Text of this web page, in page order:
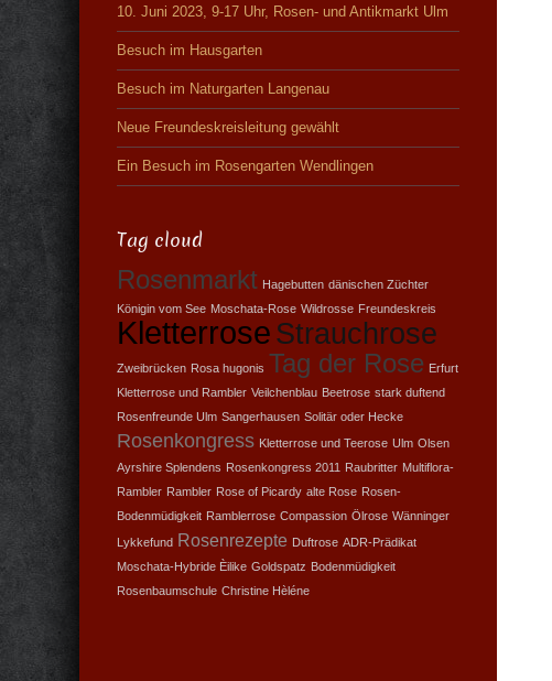
10. Juni 2023, 9-17 Uhr, Rosen- und Antikmarkt Ulm
Besuch im Hausgarten
Besuch im Naturgarten Langenau
Neue Freundeskreisleitung gewählt
Ein Besuch im Rosengarten Wendlingen
Tag cloud
Rosenmarkt Hagebutten dänischen Züchter
Königin vom See Moschata-Rose Wildrosse Freundeskreis
KletterroseStrauchrose
Zweibrücken Rosa hugonis Tag der Rose Erfurt
Kletterrose und Rambler Veilchenblau Beetrose stark duftend
Rosenfreunde Ulm Sangerhausen Solitär oder Hecke
Rosenkongress Kletterrose und Teerose Ulm Olsen
Ayrshire Splendens Rosenkongress 2011 Raubritter Multiflora-
Rambler Rambler Rose of Picardy alte Rose Rosen-
Bodenmüdigkeit Ramblerrose Compassion Ölrose Wänninger
Lykkefund Rosenrezepte Duftrose ADR-Prädikat
Moschata-Hybride Èilike Goldspatz Bodenmüdigkeit
Rosenbaumschule Christine Hèléne